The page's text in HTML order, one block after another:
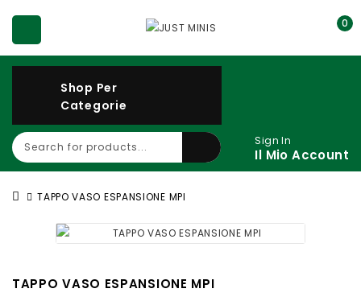
0
Shop Per
Categorie
Sign In
Il Mio Account
TAPPO VASO ESPANSIONE MPI
TAPPO VASO ESPANSIONE MPI